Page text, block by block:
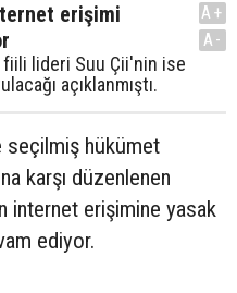
erişimi
fiili lideri Suu Çii'nin ise
açıklanmıştı.
A+
A-
seçilmiş hükümet
karşı düzenlenen
internet erişimine yasak
ediyor.